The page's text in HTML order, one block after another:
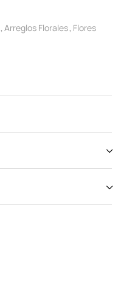
, Arreglos Florales, Flores